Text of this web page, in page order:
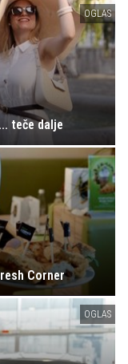
OGLAS
teče dalje
Corner
OGLAS